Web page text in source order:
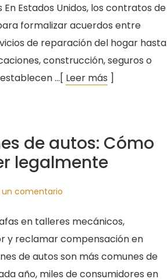
Estados Unidos, los contratos de
formalizar acuerdos entre
de reparación del hogar hasta
construcción, seguros o
…[ Leer más ]
de autos: Cómo
legalmente
un comentario
en talleres mecánicos,
y reclamar compensación en
de autos son más comunes de
año, miles de consumidores en